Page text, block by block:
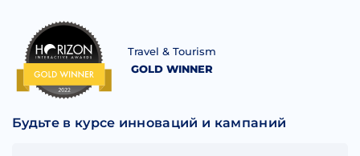
Travel & Tourism
GOLD WINNER
Будьте в курсе инноваций и кампаний